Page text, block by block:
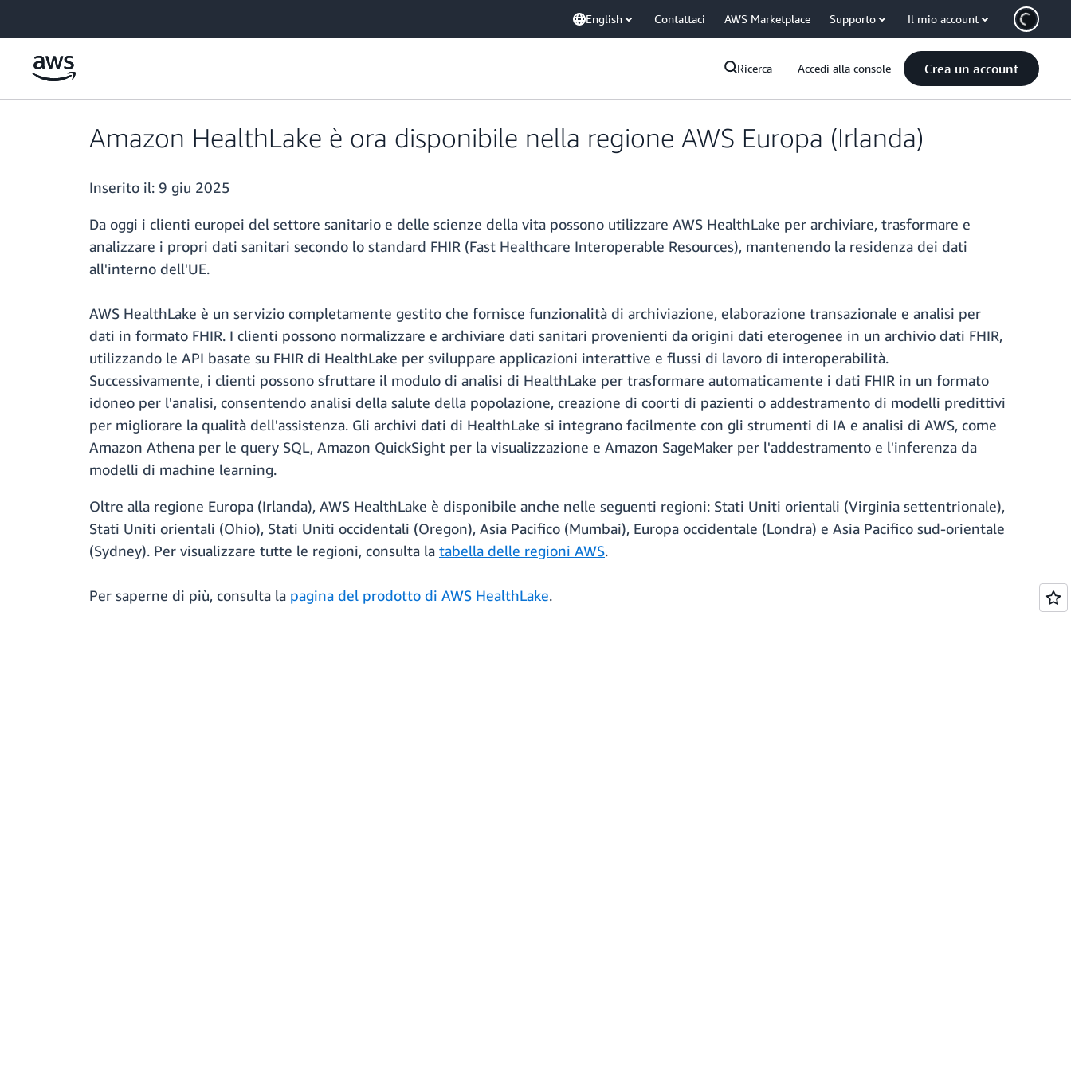
English Contattaci AWS Marketplace Supporto Il mio account
Ricerca Accedi alla console Crea un account
Amazon HealthLake è ora disponibile nella regione AWS Europa (Irlanda)
Inserito il: 9 giu 2025
Da oggi i clienti europei del settore sanitario e delle scienze della vita possono utilizzare AWS HealthLake per archiviare, trasformare e
analizzare i propri dati sanitari secondo lo standard FHIR (Fast Healthcare Interoperable Resources), mantenendo la residenza dei dati
all'interno dell'UE.
AWS HealthLake è un servizio completamente gestito che fornisce funzionalità di archiviazione, elaborazione transazionale e analisi per
dati in formato FHIR. I clienti possono normalizzare e archiviare dati sanitari provenienti da origini dati eterogenee in un archivio dati FHIR,
utilizzando le API basate su FHIR di HealthLake per sviluppare applicazioni interattive e flussi di lavoro di interoperabilità.
Successivamente, i clienti possono sfruttare il modulo di analisi di HealthLake per trasformare automaticamente i dati FHIR in un formato
idoneo per l'analisi, consentendo analisi della salute della popolazione, creazione di coorti di pazienti o addestramento di modelli predittivi
per migliorare la qualità dell'assistenza. Gli archivi dati di HealthLake si integrano facilmente con gli strumenti di IA e analisi di AWS, come
Amazon Athena per le query SQL, Amazon QuickSight per la visualizzazione e Amazon SageMaker per l'addestramento e l'inferenza da
modelli di machine learning.
Oltre alla regione Europa (Irlanda), AWS HealthLake è disponibile anche nelle seguenti regioni: Stati Uniti orientali (Virginia settentrionale),
Stati Uniti orientali (Ohio), Stati Uniti occidentali (Oregon), Asia Pacifico (Mumbai), Europa occidentale (Londra) e Asia Pacifico sud-orientale
(Sydney). Per visualizzare tutte le regioni, consulta la tabella delle regioni AWS.
Per saperne di più, consulta la pagina del prodotto di AWS HealthLake.